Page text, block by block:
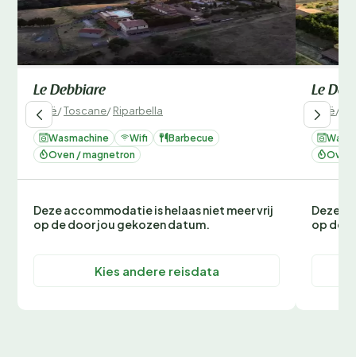
Le Debbiare
Italië/Toscane/Riparbella
Wasmachine Wifi
Barbecue
Oven / magnetron
Deze accommodatie is helaas niet meer vrij
op de door jou gekozen datum.
Kies andere reisdata
Le
Italië/
Oven
Deze
op de